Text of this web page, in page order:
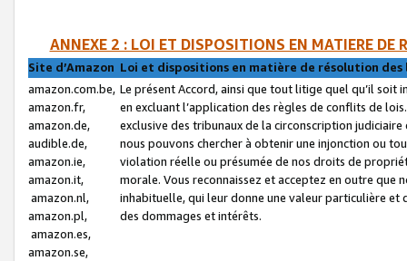
ANNEXE 2 : LOI ET DISPOSITIONS EN MATIERE DE
Site d’Amazon Loi et dispositions en matière de résolution
amazon.com.be,
amazon.fr,
amazon.de,
audible.de,
amazon.ie,
amazon.it,
amazon.nl,
amazon.pl,
amazon.es,
amazon.se,
Le présent Accord, ainsi que tout litige quel qu’il soit
en excluant l’application des règles de conflits de
exclusive des tribunaux de la circonscription
nous pouvons chercher à obtenir une injonction ou
violation réelle ou présumée de nos droits de
morale. Vous reconnaissez et acceptez en outre que
inhabituelle, qui leur donne une valeur particulière
des dommages et intérêts.